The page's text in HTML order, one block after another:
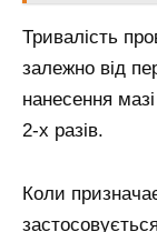
Тривалість
залежно від
нанесення
2-х разів.
Коли